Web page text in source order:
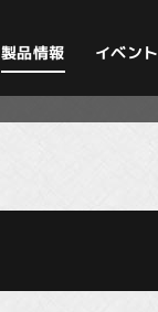
製品情報 イベント